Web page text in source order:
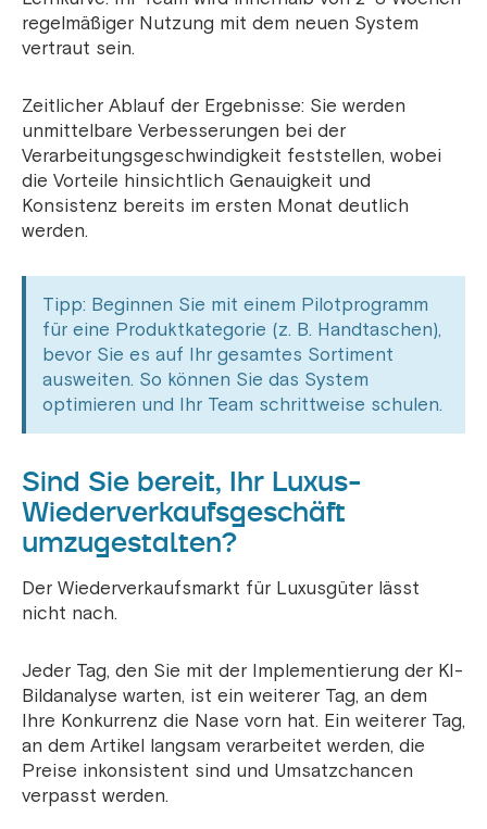
regelmäßiger Nutzung mit dem neuen System
vertraut sein.
Zeitlicher Ablauf der Ergebnisse: Sie werden
unmittelbare Verbesserungen bei der
Verarbeitungsgeschwindigkeit feststellen, wobei
die Vorteile hinsichtlich Genauigkeit und
Konsistenz bereits im ersten Monat deutlich
werden.
Tipp: Beginnen Sie mit einem Pilotprogramm
für eine Produktkategorie (z. B. Handtaschen),
bevor Sie es auf Ihr gesamtes Sortiment
ausweiten. So können Sie das System
optimieren und Ihr Team schrittweise schulen.
Sind Sie bereit, Ihr Luxus-
Wiederverkaufsgeschäft
umzugestalten?
Der Wiederverkaufsmarkt für Luxusgüter lässt
nicht nach.
Jeder Tag, den Sie mit der Implementierung der KI-
Bildanalyse warten, ist ein weiterer Tag, an dem
Ihre Konkurrenz die Nase vorn hat. Ein weiterer Tag,
an dem Artikel langsam verarbeitet werden, die
Preise inkonsistent sind und Umsatzchancen
verpasst werden.